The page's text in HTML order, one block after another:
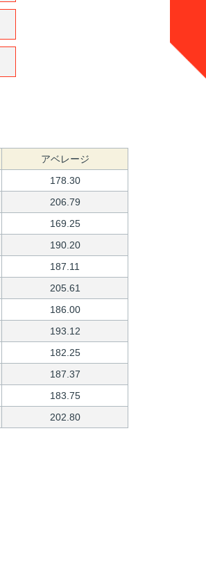
アベレージ
178.30
206.79
169.25
190.20
187.11
205.61
186.00
193.12
182.25
187.37
183.75
202.80